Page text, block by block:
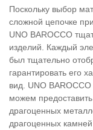
Поскольку выбор
сложной цепочке
UNO BAROCCO
изделий. Каждый
был тщательно
гарантировать его
вид. UNO
можем предоставить
драгоценных
драгоценных